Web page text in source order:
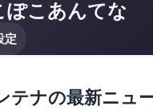
ぽこあんてな
定
テナの最新ニュ